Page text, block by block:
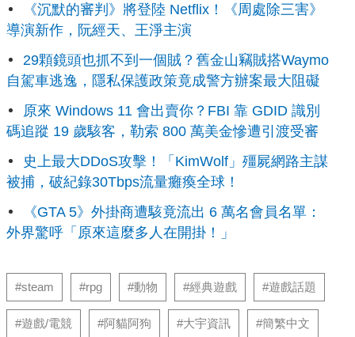
《沉默的審判》將登陸 Netflix！《周處除三害》
導演新作，阮經天、王淨主演
29顆鏡頭也抓不到一個賊？舊金山竊賊搭Waymo
自駕車逃逸，隱私保護政策竟成警方辦案最大阻礙
原來 Windows 11 會出賣你？FBI 靠 GDID 識別
碼追蹤 19 歲駭客，勒索 800 萬美金慘遭引渡受審
史上最大DDoS攻擊！「KimWolf」殭屍網路主謀
被捕，破紀錄30Tbps流量癱瘓全球！
《GTA 5》外掛商遭駭竟流出 6 萬名會員名單：
外界驚呼「原來這麼多人在開掛！」
#steam #rpg #動物 #經典遊戲 #遊戲話題
#遊戲/電競 #阿貓阿狗 #大宇資訊 #簡繁中文